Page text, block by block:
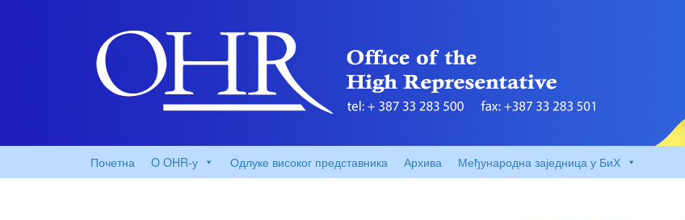
Почетна O OHR-у Одлуке високог представника Архива Међународна заједница у БиХ